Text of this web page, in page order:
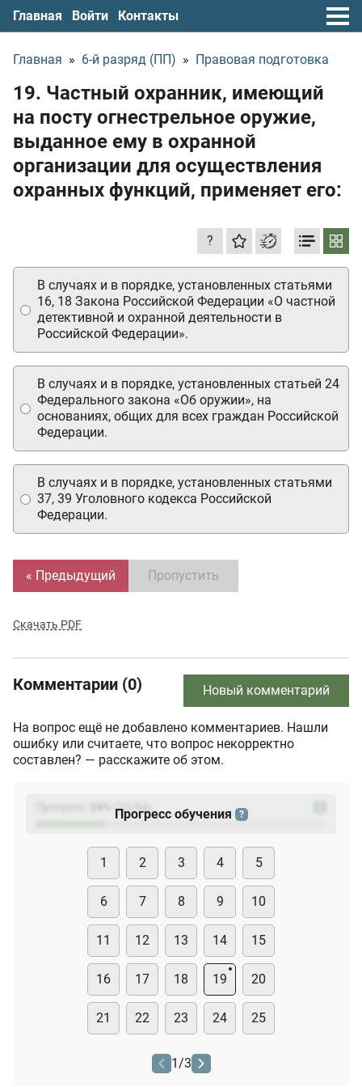
Главная Войти Контакты
Главная » 6-й разряд (ПП) » Правовая подготовка
19. Частный охранник, имеющий
на посту огнестрельное оружие,
выданное ему в охранной
организации для осуществления
охранных функций, применяет его:
?
В случаях и в порядке, установленных статьями
16, 18 Закона Российской Федерации «О частной
детективной и охранной деятельности в
Российской Федерации».
В случаях и в порядке, установленных статьей 24
Федерального закона «Об оружии», на
основаниях, общих для всех граждан Российской
Федерации.
В случаях и в порядке, установленных статьями
37, 39 Уголовного кодекса Российской
Федерации.
« Предыдущий Пропустить
Скачать PDF
Комментарии (0) Новый комментарий
На вопрос ещё не добавлено комментариев. Нашли
ошибку или считаете, что вопрос некорректно
составлен? — расскажите об этом.
(23
Прогресс обучения ?
1 2 3 4 5
6 7 8 9 10
11 12 13 14 15
16 17 18 19 20
21 22 23 24 25
1/3